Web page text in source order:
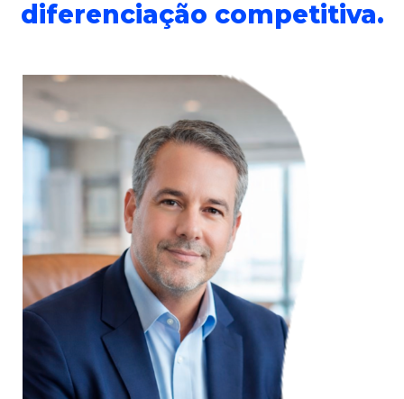
diferenciação competitiva.